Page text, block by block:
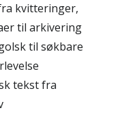
kvitteringer,
til arkivering
til søkbare
tekst fra